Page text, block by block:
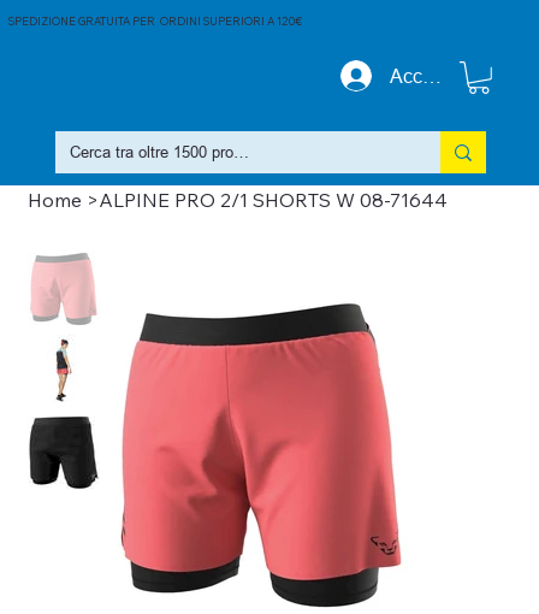
Accedi
SPEDIZIONE GRATUITA PER ORDINI SUPERIORI A 120€
Home >ALPINE PRO 2/1 SHORTS W 08-71644